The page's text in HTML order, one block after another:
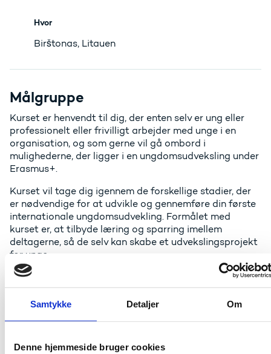
Samtykke Detaljer Om
Denne hjemmeside bruger cookies
Hvor
Birštonas, Litauen
Målgruppe
Kurset er henvendt til dig, der enten selv er ung eller
professionelt eller frivilligt arbejder med unge i en
organisation, og som gerne vil gå ombord i
mulighederne, der ligger i en ungdomsudveksling under
Erasmus+.
Kurset vil tage dig igennem de forskellige stadier, der
er nødvendige for at udvikle og gennemføre din første
internationale ungdomsudvekling. Formålet med
kurset er, at tilbyde læring og sparring imellem
deltagerne, så de selv kan skabe et udvekslingsprojekt
for unge.
Kurset giver mulighed for at møde potentielle partnere
og skabe kontakter til internationale organisationer,
der også arbejder med Erasmus+.
Særligt henvender kurset sig til dig, der:
Arbejder frivilligt eller professionelt i